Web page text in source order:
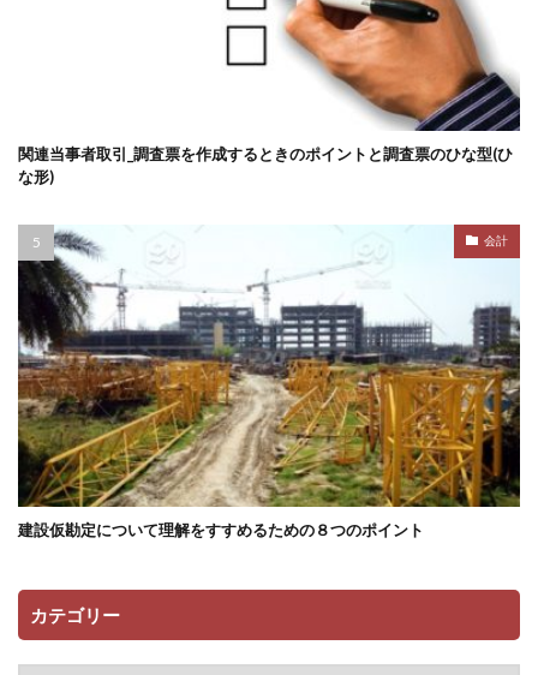
関連当事者取引_調査票を作成するときのポイントと調査票のひな型(ひ
な形)
会計
建設仮勘定について理解をすすめるための８つのポイント
カテゴリー